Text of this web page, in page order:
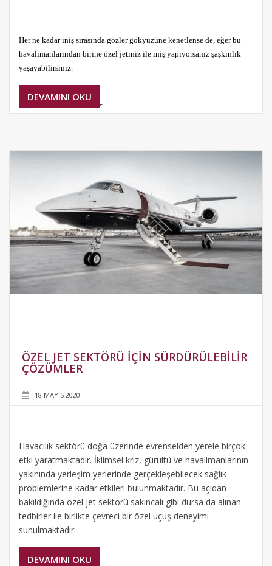
Her ne kadar iniş sırasında gözler gökyüzüne kenetlense de, eğer bu
havalimanlarından birine özel jetiniz ile iniş yapıyorsanız şaşkınlık
yaşayabilirsiniz.
DEVAMINI OKU
ÖZEL JET SEKTÖRÜ IÇIN SÜRDÜRÜLEBILIR
ÇÖZÜMLER
18 MAYIS 2020
Havacılık sektörü doğa üzerinde evrenselden yerele birçok
etki yaratmaktadır. İklimsel kriz, gürültü ve havalimanlarının
yakınında yerleşim yerlerinde gerçekleşebilecek sağlık
problemlerine kadar etkileri bulunmaktadır. Bu açıdan
bakıldığında özel jet sektörü sakıncalı gibi dursa da alınan
tedbirler ile birlikte çevreci bir özel uçuş deneyimi
sunulmaktadır.
DEVAMINI OKU